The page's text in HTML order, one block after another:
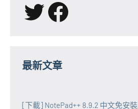
X Facebook
最新文章
[下載] NotePad++ 8.9.2 中文免安